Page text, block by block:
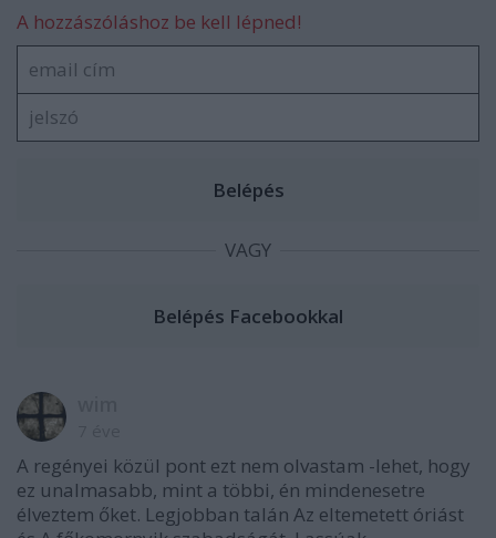
A hozzászóláshoz be kell lépned!
VAGY
A regényei közül pont ezt nem olvastam -lehet, hogy
ez unalmasabb, mint a többi, én mindenesetre
élveztem őket. Legjobban talán Az eltemetett óriást